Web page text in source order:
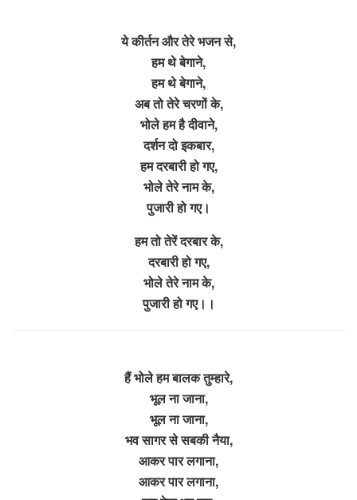
ये कीर्तन और तेरे भजन से,
हम थे बेगाने,
हम थे बेगाने,
अब तो तेरे चरणों के,
भोले हम है दीवाने,
दर्शन दो इकबार,
हम दरबारी हो गए,
भोले तेरे नाम के,
पुजारी हो गए।
हम तो तेरें दरबार के,
दरबारी हो गए,
भोले तेरे नाम के,
पुजारी हो गए।।
हैं भोले हम बालक तुम्हारे,
भूल ना जाना,
भूल ना जाना,
भव सागर से सबकी नैया,
आकर पार लगाना,
आकर पार लगाना,